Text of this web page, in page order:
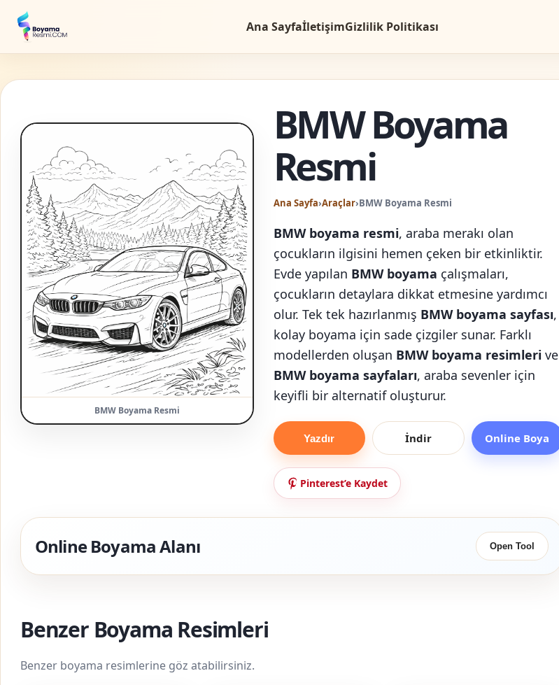
Ana SayfaİletişimGizlilik Politikası
BMW Boyama Resmi
BMW Boyama
Resmi
Ana Sayfa›Araçlar›BMW Boyama Resmi
BMW boyama resmi, araba merakı olan
çocukların ilgisini hemen çeken bir etkinliktir.
Evde yapılan BMW boyama çalışmaları,
çocukların detaylara dikkat etmesine yardımcı
olur. Tek tek hazırlanmış BMW boyama sayfası,
kolay boyama için sade çizgiler sunar. Farklı
modellerden oluşan BMW boyama resimlerive
BMW boyama sayfaları, araba sevenler için
keyifli bir alternatif oluşturur.
Yazdır İndir Online Boya
Pinterest’e Kaydet
Online Boyama Alanı Open Tool
Benzer Boyama Resimleri
Benzer boyama resimlerine göz atabilirsiniz.